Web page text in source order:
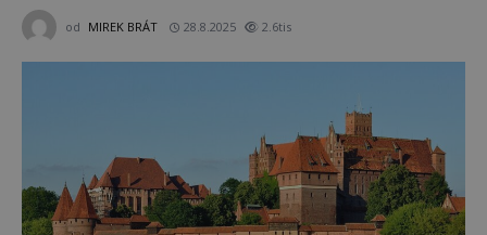
od MIREK BRÁT 28.8.2025 2.6tis